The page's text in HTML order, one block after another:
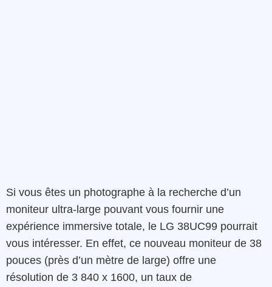
Si vous êtes un photographe à la recherche d’un
moniteur ultra-large pouvant vous fournir une
expérience immersive totale, le LG 38UC99 pourrait
vous intéresser. En effet, ce nouveau moniteur de 38
pouces (près d’un mètre de large) offre une
résolution de 3 840 x 1600, un taux de